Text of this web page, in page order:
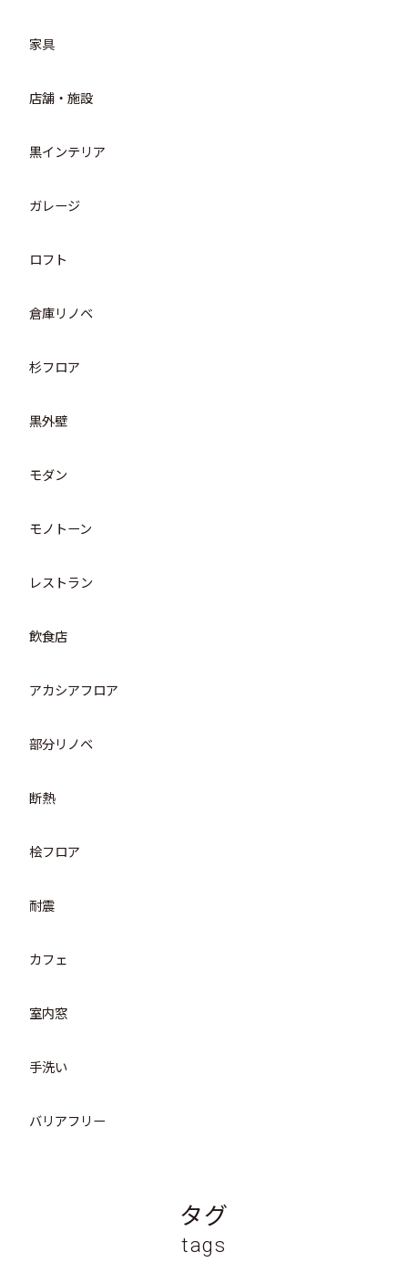
家具
店舗・施設
黒インテリア
ガレージ
ロフト
倉庫リノベ
杉フロア
黒外壁
モダン
モノトーン
レストラン
飲食店
アカシアフロア
部分リノベ
断熱
桧フロア
耐震
カフェ
室内窓
手洗い
バリアフリー
タグ
tags